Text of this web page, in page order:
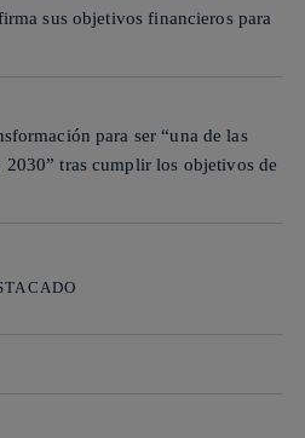
sus objetivos financieros para
para ser “una de las
2030” tras cumplir los objetivos de